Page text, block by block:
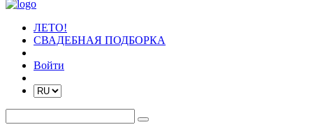
ЛЕТО!
СВАДЕБНАЯ ПОДБОРКА
Войти